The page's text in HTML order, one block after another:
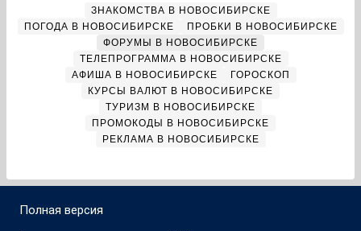
ЗНАКОМСТВА В НОВОСИБИРСКЕ
ПОГОДА В НОВОСИБИРСКЕ
ПРОБКИ В НОВОСИБИРСКЕ
ФОРУМЫ В НОВОСИБИРСКЕ
ТЕЛЕПРОГРАММА В НОВОСИБИРСКЕ
АФИША В НОВОСИБИРСКЕ
ГОРОСКОП
КУРСЫ ВАЛЮТ В НОВОСИБИРСКЕ
ТУРИЗМ В НОВОСИБИРСКЕ
ПРОМОКОДЫ В НОВОСИБИРСКЕ
РЕКЛАМА В НОВОСИБИРСКЕ
Полная версия